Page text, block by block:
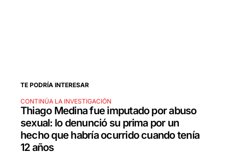
TE PODRÍA INTERESAR
CONTINÚA LA INVESTIGACIÓN
Thiago Medina fue imputado por abuso
sexual: lo denunció su prima por un
hecho que habría ocurrido cuando tenía
12 años